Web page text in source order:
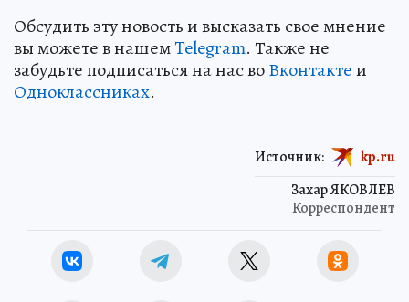
Обсудить эту новость и высказать свое мнение
вы можете в нашемTelegram. Также не
забудьте подписаться на нас воВконтактеи
Одноклассниках.
Захар ЯКОВЛЕВ
Корреспондент
Источник: kp.ru